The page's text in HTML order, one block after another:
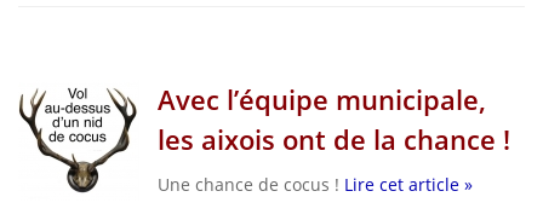
Avec l’équipe municipale,
les aixois ont de la chance !
Une chance de cocus ! Lire cet article »